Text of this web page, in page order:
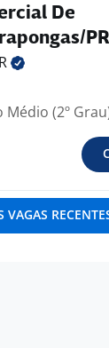
De
Médio (2º
VAGAS